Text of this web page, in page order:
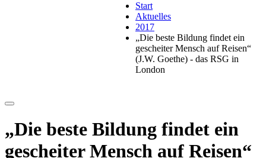
Start
Aktuelles
2017
„Die beste Bildung findet ein
gescheiter Mensch auf Reisen“
(J.W. Goethe) - das RSG in
London
„Die beste Bildung findet ein
gescheiter Mensch auf Reisen“